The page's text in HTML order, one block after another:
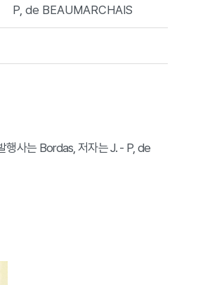
P, de BEAUMARCHAIS
행사는 Bordas, 저자는 J. - P, de